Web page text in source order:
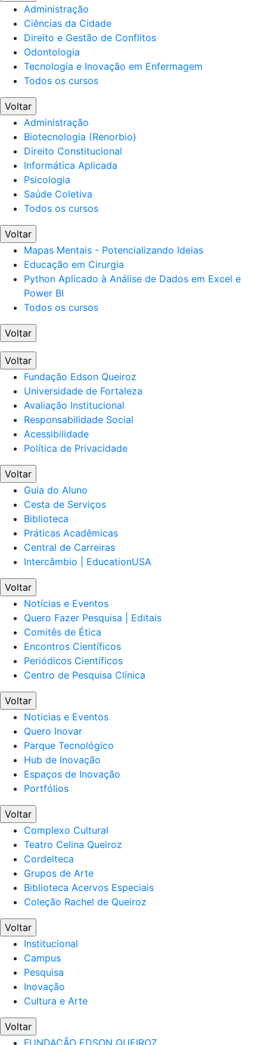
Administração
Ciências da Cidade
Direito e Gestão de Conflitos
Odontologia
Tecnologia e Inovação em Enfermagem
Todos os cursos
Voltar
Administração
Biotecnologia (Renorbio)
Direito Constitucional
Informática Aplicada
Psicologia
Saúde Coletiva
Todos os cursos
Voltar
Mapas Mentais - Potencializando Ideias
Educação em Cirurgia
Python Aplicado à Análise de Dados em Excel e
Power BI
Todos os cursos
Voltar
Voltar
Fundação Edson Queiroz
Universidade de Fortaleza
Avaliação Institucional
Responsabilidade Social
Acessibilidade
Política de Privacidade
Voltar
Guia do Aluno
Cesta de Serviços
Biblioteca
Práticas Acadêmicas
Central de Carreiras
Intercâmbio | EducationUSA
Voltar
Notícias e Eventos
Quero Fazer Pesquisa | Editais
Comitês de Ética
Encontros Científicos
Periódicos Científicos
Centro de Pesquisa Clínica
Voltar
Noticias e Eventos
Quero Inovar
Parque Tecnológico
Hub de Inovação
Espaços de Inovação
Portfólios
Voltar
Complexo Cultural
Teatro Celina Queiroz
Cordelteca
Grupos de Arte
Biblioteca Acervos Especiais
Coleção Rachel de Queiroz
Voltar
Institucional
Campus
Pesquisa
Inovação
Cultura e Arte
Voltar